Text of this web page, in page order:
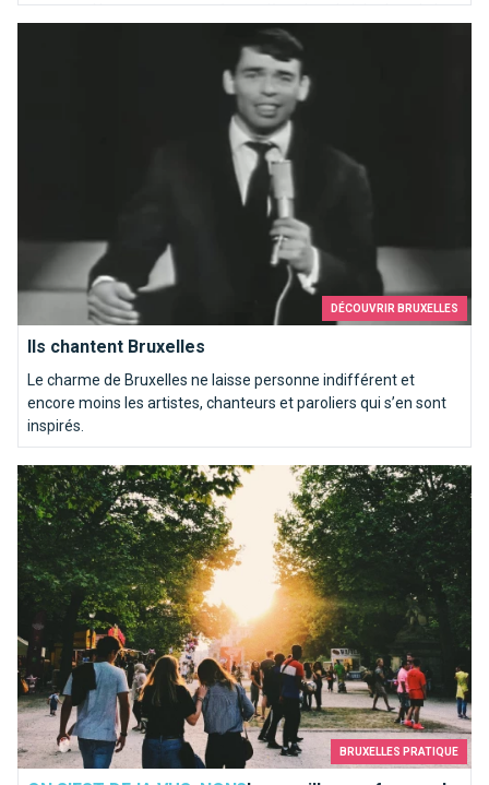
connues. Nous avons poussé une pièce dans le juke-box de la
capitale de l'Europe pour en sortir les mélodies les plus kitschs.
DÉCOUVRIR BRUXELLES
Ils chantent Bruxelles
Le charme de Bruxelles ne laisse personne indifférent et
encore moins les artistes, chanteurs et paroliers qui s’en sont
inspirés.
BRUXELLES PRATIQUE
Les meilleures façons de faire des rencontres à Bruxelles